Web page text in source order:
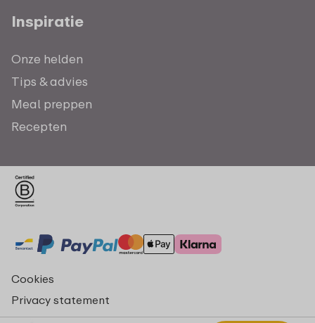
Inspiratie
Onze helden
Tips & advies
Meal preppen
Recepten
Cookies
Privacy statement